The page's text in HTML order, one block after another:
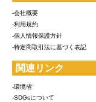
-会社概要
-利用規約
-個人情報保護方針
-特定商取引法に基づく表記
関連リンク
-環境省
-SDGsについて